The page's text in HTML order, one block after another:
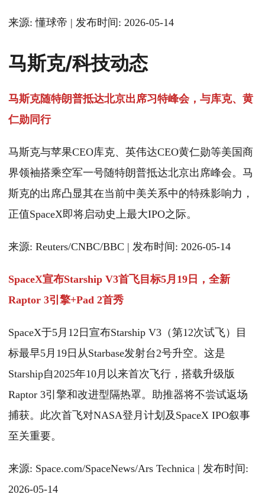
来源: 懂球帝 | 发布时间: 2026-05-14
马斯克/科技动态
马斯克随特朗普抵达北京出席习特峰会，与库克、黄
仁勋同行
马斯克与苹果CEO库克、英伟达CEO黄仁勋等美国商
界领袖搭乘空军一号随特朗普抵达北京出席峰会。马
斯克的出席凸显其在当前中美关系中的特殊影响力，
正值SpaceX即将启动史上最大IPO之际。
来源: Reuters/CNBC/BBC | 发布时间: 2026-05-14
SpaceX宣布Starship V3首飞目标5月19日，全新
Raptor 3引擎+Pad 2首秀
SpaceX于5月12日宣布Starship V3（第12次试飞）目
标最早5月19日从Starbase发射台2号升空。这是
Starship自2025年10月以来首次飞行，搭载升级版
Raptor 3引擎和改进型隔热罩。助推器将不尝试返场
捕获。此次首飞对NASA登月计划及SpaceX IPO叙事
至关重要。
来源: Space.com/SpaceNews/Ars Technica | 发布时间:
2026-05-14